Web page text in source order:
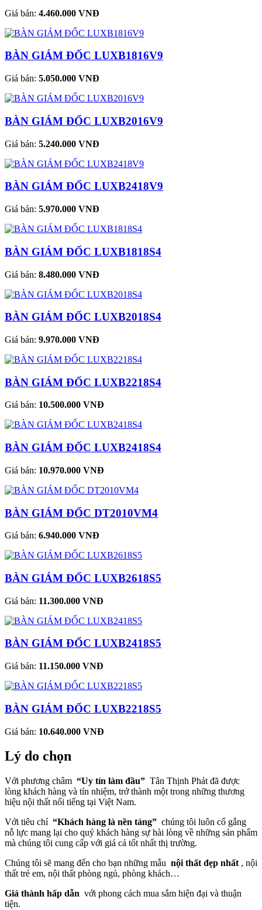
Giá bán: 4.460.000 VNĐ
BÀN GIÁM ĐỐC LUXB1816V9
Giá bán: 5.050.000 VNĐ
BÀN GIÁM ĐỐC LUXB2016V9
Giá bán: 5.240.000 VNĐ
BÀN GIÁM ĐỐC LUXB2418V9
Giá bán: 5.970.000 VNĐ
BÀN GIÁM ĐỐC LUXB1818S4
Giá bán: 8.480.000 VNĐ
BÀN GIÁM ĐỐC LUXB2018S4
Giá bán: 9.970.000 VNĐ
BÀN GIÁM ĐỐC LUXB2218S4
Giá bán: 10.500.000 VNĐ
BÀN GIÁM ĐỐC LUXB2418S4
Giá bán: 10.970.000 VNĐ
BÀN GIÁM ĐỐC DT2010VM4
Giá bán: 6.940.000 VNĐ
BÀN GIÁM ĐỐC LUXB2618S5
Giá bán: 11.300.000 VNĐ
BÀN GIÁM ĐỐC LUXB2418S5
Giá bán: 11.150.000 VNĐ
BÀN GIÁM ĐỐC LUXB2218S5
Giá bán: 10.640.000 VNĐ
Lý do chọn
Với phương châm “Uy tín làm đầu” Tân Thịnh Phát đã được
lòng khách hàng và tín nhiệm, trở thành một trong những thương
hiệu nội thất nổi tiếng tại Việt Nam.
Với tiêu chí “Khách hàng là nền tảng” chúng tôi luôn cố gắng
nỗ lực mang lại cho quý khách hàng sự hài lòng về những sản phẩm
mà chúng tôi cung cấp với giá cả tốt nhất thị trường.
Chúng tôi sẽ mang đến cho bạn những mẫu nội thất đẹp nhất , nội
thất trẻ em, nội thất phòng ngủ, phòng khách…
Giá thành hấp dẫn với phong cách mua sắm hiện đại và thuận
tiện.